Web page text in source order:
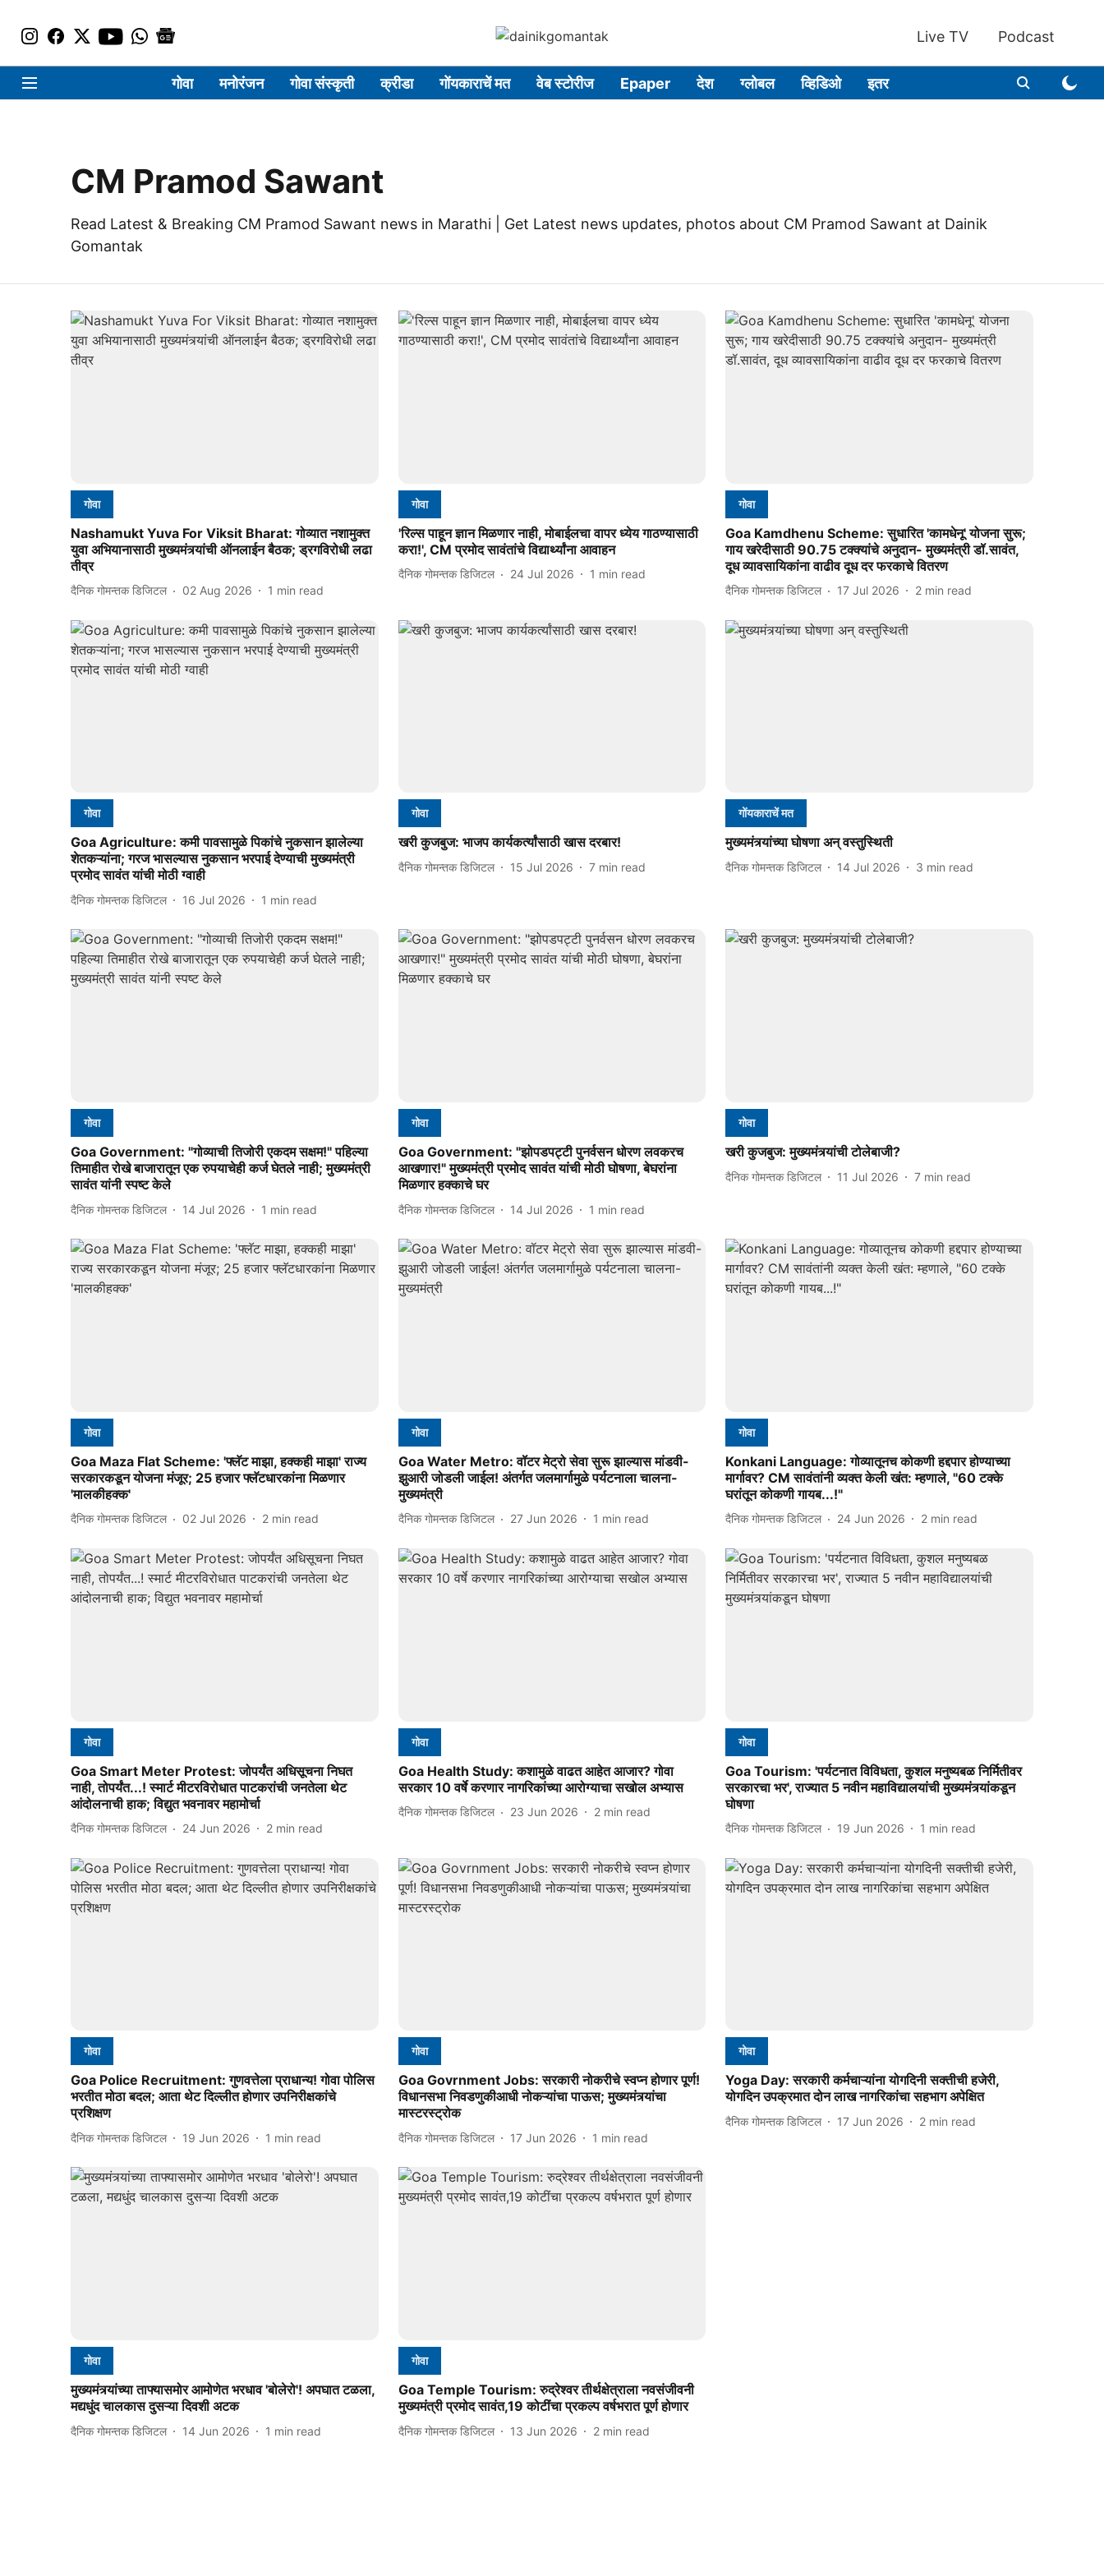
Live TV Podcast
गोवा मनोरंजन गोवा संस्कृती क्रीडा गोंयकाराचें मत वेब स्टोरीज Epaper देश ग्लोबल व्हिडिओ इतर
CM Pramod Sawant
Read Latest & Breaking CM Pramod Sawant news in Marathi | Get Latest news updates, photos about CM Pramod Sawant at Dainik
Gomantak
गोवा
Nashamukt Yuva For Viksit Bharat: गोव्यात नशामुक्त
युवा अभियानासाठी मुख्यमंत्र्यांची ऑनलाईन बैठक; ड्रगविरोधी लढा
तीव्र
दैनिक गोमन्तक डिजिटल 02 Aug 2026 1 min read
गोवा
'रिल्स पाहून ज्ञान मिळणार नाही, मोबाईलचा वापर ध्येय गाठण्यासाठी
करा!', CM प्रमोद सावंतांचे विद्यार्थ्यांना आवाहन
दैनिक गोमन्तक डिजिटल 24 Jul 2026 1 min read
गोवा
Goa Kamdhenu Scheme: सुधारित 'कामधेनू' योजना सुरू;
गाय खरेदीसाठी 90.75 टक्क्यांचे अनुदान- मुख्यमंत्री डॉ.सावंत,
दूध व्यावसायिकांना वाढीव दूध दर फरकाचे वितरण
दैनिक गोमन्तक डिजिटल 17 Jul 2026 2 min read
गोवा
Goa Agriculture: कमी पावसामुळे पिकांचे नुकसान झालेल्या
शेतकऱ्यांना; गरज भासल्यास नुकसान भरपाई देण्याची मुख्यमंत्री
प्रमोद सावंत यांची मोठी ग्वाही
दैनिक गोमन्तक डिजिटल 16 Jul 2026 1 min read
गोवा
खरी कुजबुज: भाजप कार्यकर्त्यांसाठी खास दरबार!
दैनिक गोमन्तक डिजिटल 15 Jul 2026 7 min read
गोंयकाराचें मत
मुख्यमंत्र्यांच्या घोषणा अन् वस्तुस्थिती
दैनिक गोमन्तक डिजिटल 14 Jul 2026 3 min read
गोवा
Goa Government: "गोव्याची तिजोरी एकदम सक्षम!" पहिल्या
तिमाहीत रोखे बाजारातून एक रुपयाचेही कर्ज घेतले नाही; मुख्यमंत्री
सावंत यांनी स्पष्ट केले
दैनिक गोमन्तक डिजिटल 14 Jul 2026 1 min read
गोवा
Goa Government: "झोपडपट्टी पुनर्वसन धोरण लवकरच
आखणार!" मुख्यमंत्री प्रमोद सावंत यांची मोठी घोषणा, बेघरांना
मिळणार हक्काचे घर
दैनिक गोमन्तक डिजिटल 14 Jul 2026 1 min read
गोवा
खरी कुजबुज: मुख्यमंत्र्यांची टोलेबाजी?
दैनिक गोमन्तक डिजिटल 11 Jul 2026 7 min read
गोवा
Goa Maza Flat Scheme: 'फ्‍लॅट माझा, हक्‍कही माझा' राज्य
सरकारकडून योजना मंजूर; 25 हजार फ्लॅटधारकांना मिळणार
'मालकीहक्क'
दैनिक गोमन्तक डिजिटल 02 Jul 2026 2 min read
गोवा
Goa Water Metro: वॉटर मेट्रो सेवा सुरू झाल्यास मांडवी-
झुआरी जोडली जाईल! अंतर्गत जलमार्गामुळे पर्यटनाला चालना-
मुख्यमंत्री
दैनिक गोमन्तक डिजिटल 27 Jun 2026 1 min read
गोवा
Konkani Language: गोव्यातूनच कोकणी हद्दपार होण्याच्या
मार्गावर? CM सावंतांनी व्यक्त केली खंत: म्हणाले, "60 टक्के
घरांतून कोकणी गायब...!"
दैनिक गोमन्तक डिजिटल 24 Jun 2026 2 min read
गोवा
Goa Smart Meter Protest: जोपर्यंत अधिसूचना निघत
नाही, तोपर्यंत...! स्मार्ट मीटरविरोधात पाटकरांची जनतेला थेट
आंदोलनाची हाक; विद्युत भवनावर महामोर्चा
दैनिक गोमन्तक डिजिटल 24 Jun 2026 2 min read
गोवा
Goa Health Study: कशामुळे वाढत आहेत आजार? गोवा
सरकार 10 वर्षे करणार नागरिकांच्या आरोग्याचा सखोल अभ्यास
दैनिक गोमन्तक डिजिटल 23 Jun 2026 2 min read
गोवा
Goa Tourism: 'पर्यटनात विविधता, कुशल मनुष्यबळ निर्मितीवर
सरकारचा भर', राज्यात 5 नवीन महाविद्यालयांची मुख्यमंत्र्यांकडून
घोषणा
दैनिक गोमन्तक डिजिटल 19 Jun 2026 1 min read
गोवा
Goa Police Recruitment: गुणवत्तेला प्राधान्य! गोवा पोलिस
भरतीत मोठा बदल; आता थेट दिल्लीत होणार उपनिरीक्षकांचे
प्रशिक्षण
दैनिक गोमन्तक डिजिटल 19 Jun 2026 1 min read
गोवा
Goa Govrnment Jobs: सरकारी नोकरीचे स्वप्न होणार पूर्ण!
विधानसभा निवडणुकीआधी नोकऱ्यांचा पाऊस; मुख्यमंत्र्यांचा
मास्टरस्ट्रोक
दैनिक गोमन्तक डिजिटल 17 Jun 2026 1 min read
गोवा
Yoga Day: सरकारी कर्मचाऱ्यांना योगदिनी सक्तीची हजेरी,
योगदिन उपक्रमात दोन लाख नागरिकांचा सहभाग अपेक्षित
दैनिक गोमन्तक डिजिटल 17 Jun 2026 2 min read
गोवा
मुख्यमंत्र्यांच्या ताफ्यासमोर आमोणेत भरधाव 'बोलेरो'! अपघात टळला,
मद्यधुंद चालकास दुसऱ्या दिवशी अटक
दैनिक गोमन्तक डिजिटल 14 Jun 2026 1 min read
गोवा
Goa Temple Tourism: रुद्रेश्वर तीर्थक्षेत्राला नवसंजीवनी
मुख्यमंत्री प्रमोद सावंत,19 कोटींचा प्रकल्प वर्षभरात पूर्ण होणार
दैनिक गोमन्तक डिजिटल 13 Jun 2026 2 min read